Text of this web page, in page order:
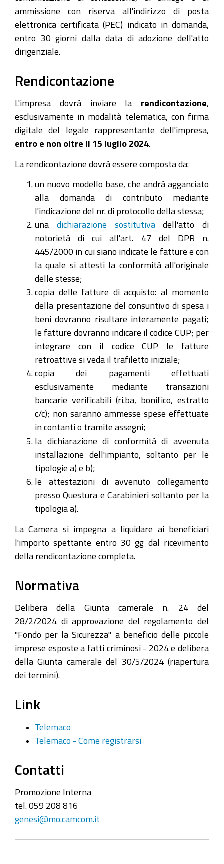
ammissione con riserva all'indirizzo di posta
elettronica certificata (PEC) indicato in domanda,
entro 30 giorni dalla data di adozione dell'atto
dirigenziale.
Rendicontazione
L'impresa dovrà inviare la rendicontazione
esclusivamente in modalità telematica, con firma
digitale del legale rappresentante dell'impresa,
entro e non oltre il 15 luglio 2024
La rendicontazione dovrà essere composta da:
un nuovo modello base, che andrà agganciato
alla domanda di contributo mediante
l'indicazione del nr. di protocollo della stessa;
una dichiarazione sostitutivadell'atto di
notorietà di cui all'art. 47 del DPR n.
445/2000 in cui siano indicate le fatture e con
la quale si attesti la conformità all'originale
delle stesse;
copia delle fatture di acquisto: al momento
della presentazione del consuntivo di spesa i
beni dovranno risultare interamente pagati;
le fatture dovranno indicare il codice CUP; per
integrare con il codice CUP le fatture
retroattive si veda il trafiletto iniziale;
copia dei pagamenti effettuati
esclusivamente mediante transazioni
bancarie verificabili (ri.ba, bonifico, estratto
c/c); non saranno ammesse spese effettuate
in contanti o tramite assegni;
la dichiarazione di conformità di avvenuta
installazione dell'impianto, soltanto per le
tipologie a) e b);
le attestazioni di avvenuto collegamento
presso Questura e Carabinieri soltanto per la
tipologia a).
La Camera si impegna a liquidare ai beneficiari
l'importo spettante entro 30 gg dal ricevimento
della rendicontazione completa.
Normativa
Delibera della Giunta camerale n. 24 del
28/2/2024 di approvazione del regolamento del
"Fondo per la Sicurezza" a beneficio delle piccole
imprese esposte a fatti criminosi - 2024 e delibera
della Giunta camerale del 30/5/2024 (riapertura
dei termini).
Link
Telemaco
Telemaco - Come registrarsi
Contatti
Promozione Interna
tel. 059 208 816
genesi@mo.camcom.it